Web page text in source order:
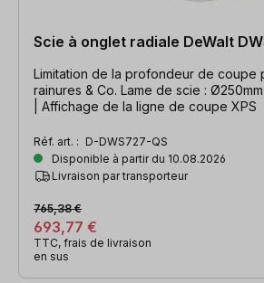
Scie à onglet radiale DeWalt
Limitation de la profondeur de coupe
rainures & Co. Lame de scie : Ø250mm | Double rallonge
| Affichage de la ligne de coupe XPS
Réf. art. : D-DWS727-QS
Disponible à partir du 10.08.2026
Livraison par transporteur
693,77 €
765,38 €
TTC, frais de livraison
en sus